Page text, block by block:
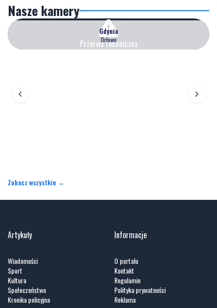
Nasze kamery
Przerwa techniczna
Gdynia
Orłowo
Zobacz wszystkie →
Artykuły
Wiadomości
Sport
Kultura
Społeczeństwo
Kronika policyjna
Informacje
O portalu
Kontakt
Regulamin
Polityka prywatności
Reklama